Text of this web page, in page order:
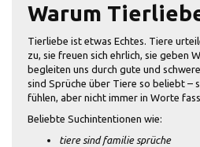
Warum
Tierliebe ist etwas Echtes. Tiere
zu, sie freuen sich ehrlich, sie geben
begleiten uns durch gute und
sind Sprüche über Tiere so beliebt –
fühlen, aber nicht immer in Worte
Beliebte Suchintentionen wie:
tiere sind familie sprüche